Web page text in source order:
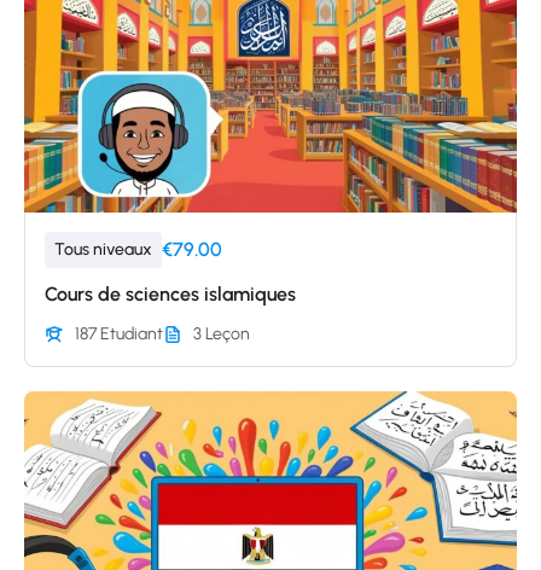
Tous niveaux €79.00
Cours de sciences islamiques
187 Etudiant 3 Leçon